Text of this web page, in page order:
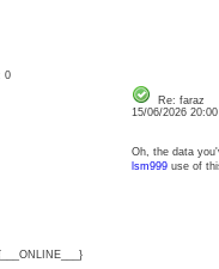
0
Re: faraz
15/06/2026
Oh, the data
lsm999use of